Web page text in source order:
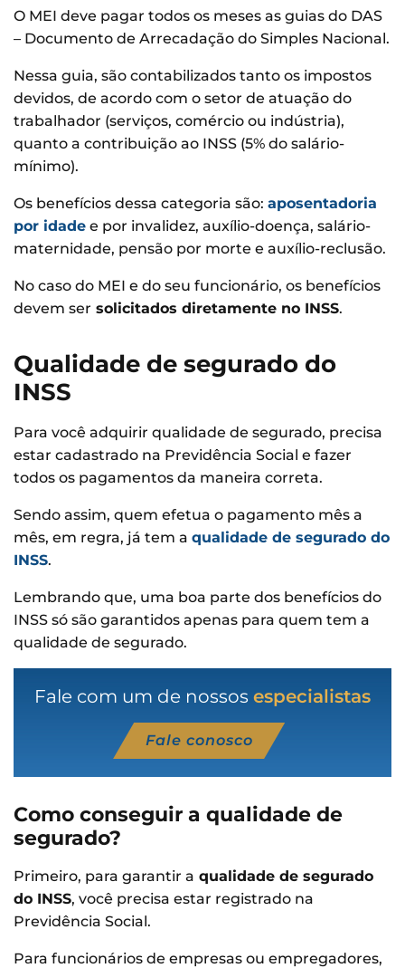
O MEI deve pagar todos os meses as guias do DAS
– Documento de Arrecadação do Simples Nacional.
Nessa guia, são contabilizados tanto os impostos
devidos, de acordo com o setor de atuação do
trabalhador (serviços, comércio ou indústria),
quanto a contribuição ao INSS (5% do salário-
mínimo).
Os benefícios dessa categoria são: aposentadoria
por idade e por invalidez, auxílio-doença, salário-
maternidade, pensão por morte e auxílio-reclusão.
No caso do MEI e do seu funcionário, os benefícios
devem ser solicitados diretamente no INSS.
Qualidade de segurado do
INSS
Para você adquirir qualidade de segurado, precisa
estar cadastrado na Previdência Social e fazer
todos os pagamentos da maneira correta.
Sendo assim, quem efetua o pagamento mês a
mês, em regra, já tem a qualidade de segurado do
INSS.
Lembrando que, uma boa parte dos benefícios do
INSS só são garantidos apenas para quem tem a
qualidade de segurado.
Fale com um de nossos especialistas
Fale conosco
Como conseguir a qualidade de
segurado?
Primeiro, para garantir a qualidade de segurado
do INSS, você precisa estar registrado na
Previdência Social.
Para funcionários de empresas ou empregadores,